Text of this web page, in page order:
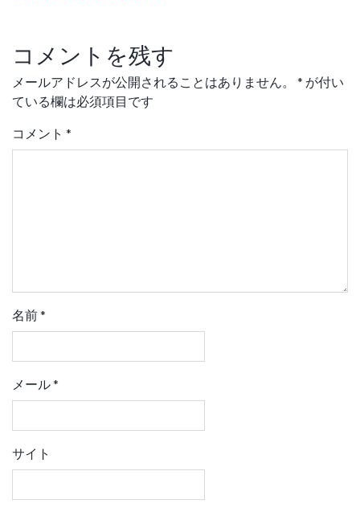
ゲ
ー
シ
ン
コメントを残す
メールアドレスが公開されることはありません。 * が付い
ている欄は必須項目です
コメント *
名前*
メール*
サイト